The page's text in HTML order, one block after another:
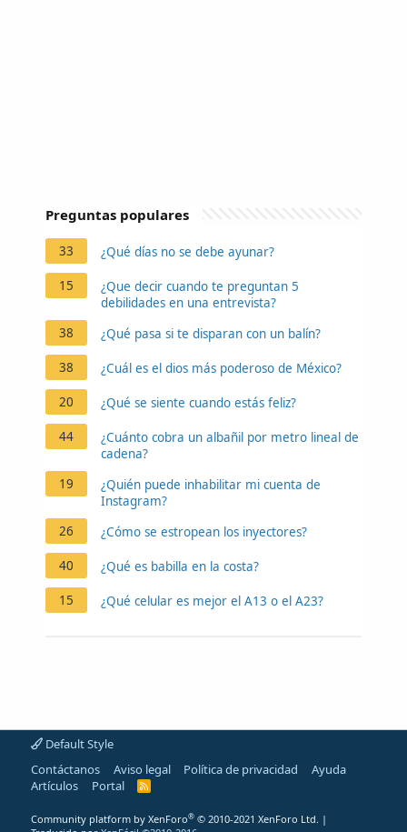
Preguntas populares
33 ¿Qué días no se debe ayunar?
15
¿Que decir cuando te preguntan 5
debilidades en una entrevista?
38
¿Qué pasa si te disparan con un balín?
38 ¿Cuál es el dios más poderoso de México?
20 ¿Qué se siente cuando estás feliz?
44
¿Cuánto cobra un albañil por metro lineal de
cadena?
19
¿Quién puede inhabilitar mi cuenta de
Instagram?
26
¿Cómo se estropean los inyectores?
40 ¿Qué es babilla en la costa?
15 ¿Qué celular es mejor el A13 o el A23?
Default Style
Contáctanos
Aviso legal Política de privacidad
Ayuda
Artículos
Portal
R
Community platform by XenForo® © 2010-2021 XenForo Ltd. |